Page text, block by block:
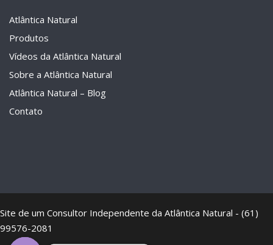
Atlântica Natural
Produtos
Vídeos da Atlântica Natural
Sobre a Atlântica Natural
Atlântica Natural – Blog
Contato
Site de um Consultor Independente da Atlântica Natural - (61)
99576-2081